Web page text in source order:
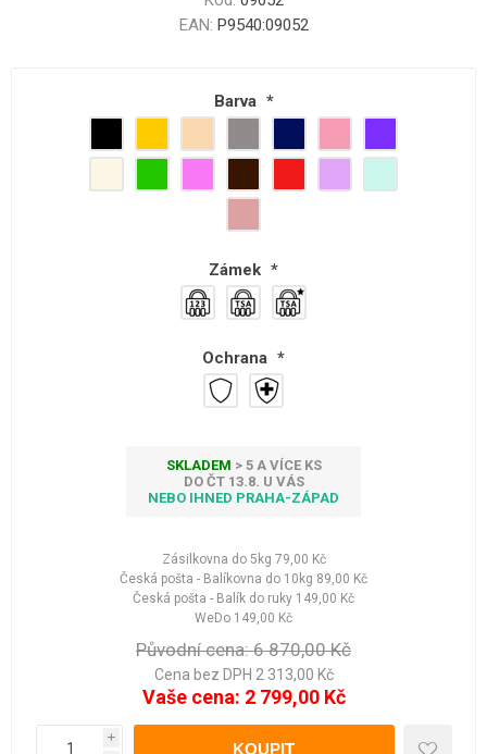
EAN: P9540:09052
Barva *
Zámek *
Ochrana *
SKLADEM > 5 A VÍCE KS
DO ČT 13.8. U VÁS
NEBO IHNED PRAHA-ZÁPAD
Zásilkovna do 5kg 79,00 Kč
Česká pošta - Balíkovna do 10kg 89,00 Kč
Česká pošta - Balík do ruky 149,00 Kč
WeDo 149,00 Kč
Původní cena: 6 870,00 Kč
Cena bez DPH 2 313,00 Kč
Vaše cena: 2 799,00 Kč
i